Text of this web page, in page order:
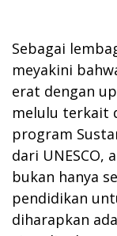
Sebagai
meyakini
erat dengan
melulu terkait
program
dari UNESCO,
bukan hanya
pendidikan
diharapkan